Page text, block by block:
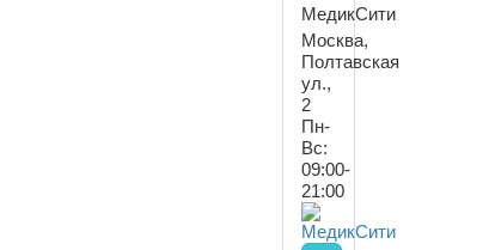
МедикСити
Москва,
Полтавская
ул.,
2
Пн-
Вс:
09:00-
21:00